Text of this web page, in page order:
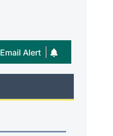
Email Alert